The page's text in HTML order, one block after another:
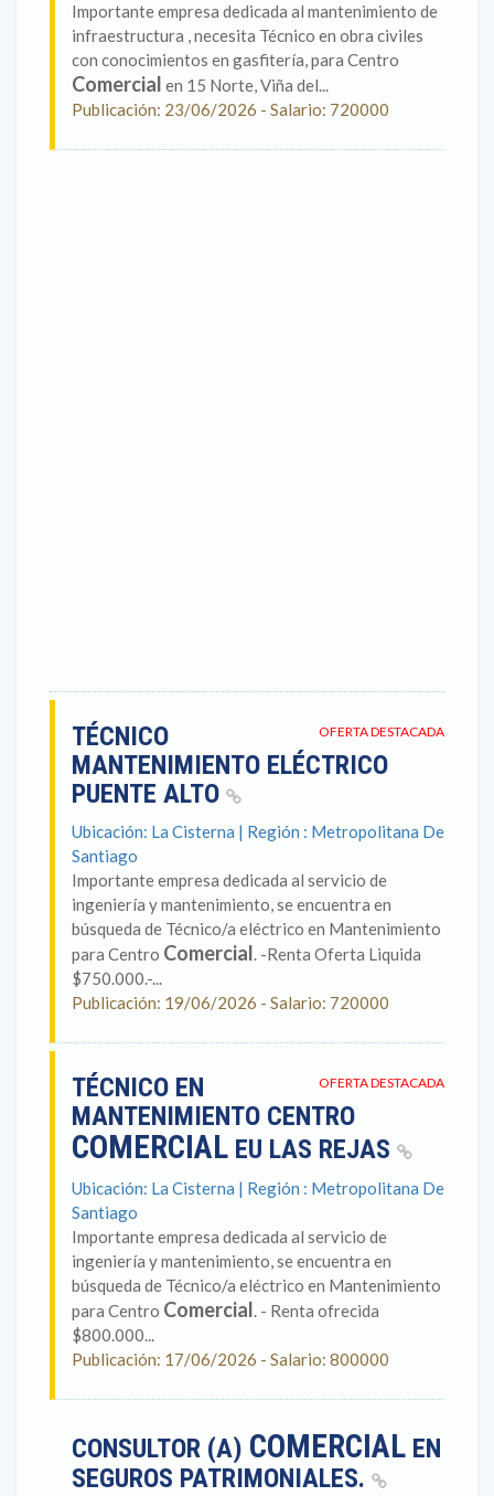
Importante empresa dedicada al mantenimiento de
infraestructura , necesita Técnico en obra civiles
con conocimientos en gasfitería, para Centro
Comercial en 15 Norte, Viña del...
Publicación: 23/06/2026 - Salario: 720000
OFERTA DESTACADA
TÉCNICO
MANTENIMIENTO ELÉCTRICO
PUENTE ALTO
Ubicación: La Cisterna | Región : Metropolitana De
Santiago
Importante empresa dedicada al servicio de
ingeniería y mantenimiento, se encuentra en
búsqueda de Técnico/a eléctrico en Mantenimiento
para Centro Comercial. -Renta Oferta Liquida
$750.000.-...
Publicación: 19/06/2026 - Salario: 720000
OFERTA DESTACADA
TÉCNICO EN
MANTENIMIENTO CENTRO
COMERCIAL EU LAS REJAS
Ubicación: La Cisterna | Región : Metropolitana De
Santiago
Importante empresa dedicada al servicio de
ingeniería y mantenimiento, se encuentra en
búsqueda de Técnico/a eléctrico en Mantenimiento
para Centro Comercial. - Renta ofrecida
$800.000...
Publicación: 17/06/2026 - Salario: 800000
CONSULTOR (A) COMERCIAL EN
SEGUROS PATRIMONIALES.